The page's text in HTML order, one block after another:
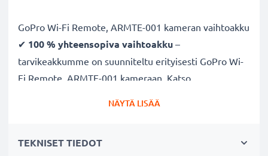
GoPro Wi-Fi Remote, ARMTE-001 kameran vaihtoakku
✔ 100 % yhteensopiva vaihtoakku –
tarvikeakkumme on suunniteltu erityisesti GoPro Wi-
Fi Remote, ARMTE-001 kameraan. Katso
tehoa pitkäkestoiseen kuvaukseen
NÄYTÄ LISÄÄ
TEKNISET TIEDOT